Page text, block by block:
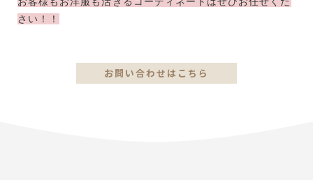
さい！！
お問い合わせはこちら